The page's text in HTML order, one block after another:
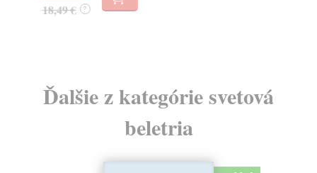
18,49 € ?
Ďalšie z kategórie svetová
beletria